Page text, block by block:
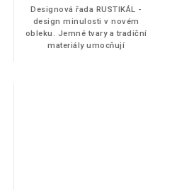
Designová řada RUSTIKÁL -
design minulosti v novém
obleku. Jemné tvary a tradiční
materiály umocňují